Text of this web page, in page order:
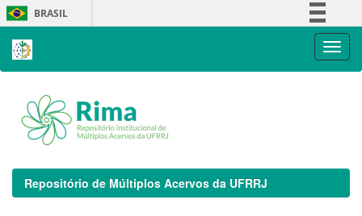
Skip
navigation
BRASIL
Repositório de Múltiplos Acervos da UFRRJ